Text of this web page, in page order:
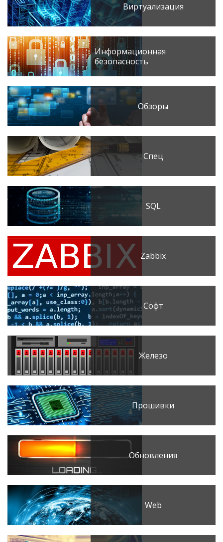
Виртуализация
Информационная
безопасность
Обзоры
Спец
SQL
Zabbix
Софт
Железо
Прошивки
Обновления
Web